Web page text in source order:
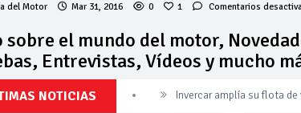
del Motor Mar 31, 2016 0 1 Comentarios
sobre el mundo del motor,
Entrevistas, Vídeos y mucho
NOTICIAS Invercar amplía su flota